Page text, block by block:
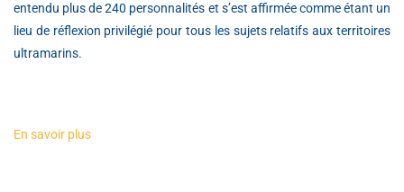
entendu plus de 240 personnalités et s’est affirmée comme étant un
lieu de réflexion privilégié pour tous les sujets relatifs aux territoires
ultramarins.
En savoir plus